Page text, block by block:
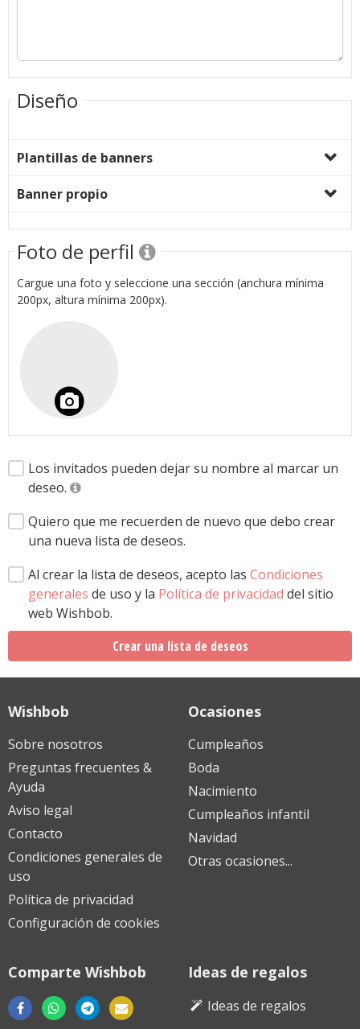
Diseño
Plantillas de banners
Banner propio
Foto de perfil
Cargue una foto y seleccione una sección (anchura mínima
200px, altura mínima 200px).
Los invitados pueden dejar su nombre al marcar un
deseo.
Quiero que me recuerden de nuevo que debo crear
una nueva lista de deseos.
Al crear la lista de deseos, acepto las Condiciones
generales de uso y la Política de privacidad del sitio
web Wishbob.
Crear una lista de deseos
Wishbob
Sobre nosotros
Preguntas frecuentes &
Ayuda
Aviso legal
Contacto
Condiciones generales de
uso
Política de privacidad
Configuración de cookies
Ocasiones
Cumpleaños
Boda
Nacimiento
Cumpleaños infantil
Navidad
Otras ocasiones...
Comparte Wishbob Ideas de regalos
Ideas de regalos